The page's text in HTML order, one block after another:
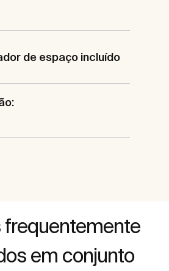
de espaço incluído
frequentemente
em conjunto